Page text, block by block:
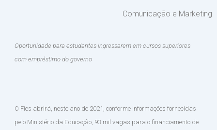
Comunicação e Marketing
Oportunidade para estudantes ingressarem em cursos superiores
com empréstimo do governo
O Fies abrirá, neste ano de 2021, conforme informações fornecidas
pelo Ministério da Educação, 93 mil vagas para o financiamento de